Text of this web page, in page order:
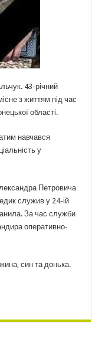
43-річний
з життям під час
області.
навчався
у
Петровича
служив у 24-ій
За час служби
оперативно-
син та донька.